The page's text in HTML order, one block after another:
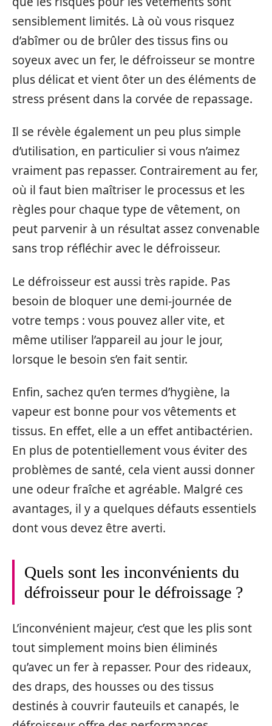
sensiblement limités. Là où vous risquez
d’abîmer ou de brûler des tissus fins ou
soyeux avec un fer, le défroisseur se montre
plus délicat et vient ôter un des éléments de
stress présent dans la corvée de repassage.
Il se révèle également un peu plus simple
d’utilisation, en particulier si vous n’aimez
vraiment pas repasser. Contrairement au fer,
où il faut bien maîtriser le processus et les
règles pour chaque type de vêtement, on
peut parvenir à un résultat assez convenable
sans trop réfléchir avec le défroisseur.
Le défroisseur est aussi très rapide. Pas
besoin de bloquer une demi-journée de
votre temps : vous pouvez aller vite, et
même utiliser l’appareil au jour le jour,
lorsque le besoin s’en fait sentir.
Enfin, sachez qu’en termes d’hygiène, la
vapeur est bonne pour vos vêtements et
tissus. En effet, elle a un effet antibactérien.
En plus de potentiellement vous éviter des
problèmes de santé, cela vient aussi donner
une odeur fraîche et agréable. Malgré ces
avantages, il y a quelques défauts essentiels
dont vous devez être averti.
Quels sont les inconvénients du
défroisseur pour le défroissage ?
L’inconvénient majeur, c’est que les plis sont
tout simplement moins bien éliminés
qu’avec un fer à repasser. Pour des rideaux,
des draps, des housses ou des tissus
destinés à couvrir fauteuils et canapés, le